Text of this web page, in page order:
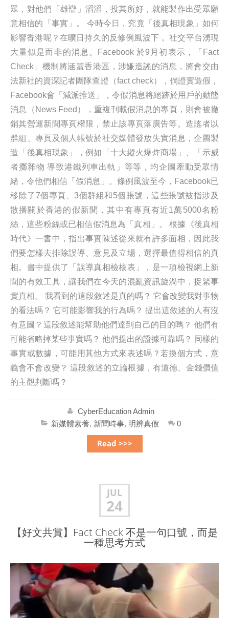
眾，對他們「雄辯」滔滔，投其所好，就能製作出受眾願
意相信的「事實」。 今時今日，究竟「後真相現象」如何
影響香港呢？在曠日持久的反修例風波下， 社交平台湧現
大量似是而非的消息。Facebook 於9月初表示，「Fact
Check」機制將涵蓋香港區，涉嫌造謠的消息，將會交由
法新社的資深記者團隊查證（fact check），倘證實造假，
Facebook會「減派推送」，令假消息將絕跡於用戶的動態
消息（News Feed），重複刊載假消息的專頁，則會被撤
銷其營運新聞專頁權限，禁止該專頁落廣告等。造謠者以
群組、專頁及個人帳號於社交媒體發放失實消息，企圖製
造「後真相現象」，例如「十大縱火爆炸商場」、「示威
者擲雜物 導致港鐵列車出軌」等等，均企圖牽動受眾情
緒，令他們相信「假消息」。條例風波至今，Facebook已
移除了7個專頁、3個群組和5個賬號，這些賬號被指涉及
散播關於香港的假新聞，其中有專頁有近1萬5000名粉
絲，這些粉絲或已相信假消息為「真相」。 根據《後真相
時代》一書中，指出事實陳述從來就有許多面相，因此我
們要怎樣去排除誤導、意見及立場，選擇最值得相信的真
相。書中提供了「誤導真相檢核表」，是一項檢視網上新
聞的有效工具，讓我們在今天的混亂資訊旋渦中，捉緊事
實真相。 我看到的這段敘述是真的嗎？ 它會改變我對事物
的看法嗎？ 它可能影響我的行為嗎？ 提出這敘述的人有沒
有意圖？這段敘述能幫助他們達到自己的目的嗎？ 他們有
可能省略掉某些事實嗎？ 他們提出的證據可靠嗎？ 同樣的
事實或數據，可能用其他方式來表述嗎？若換個方式，意
義會不會改變？ 這段敘述的立論根據，有道德、金錢價值
的主觀判斷嗎？
CyberEducation Admin
新媒體素養, 新聞時事, 明辨真假 0
Read >>>
JUL
24
【好文共賞】Fact Check 不是一句口號，而是
一種思考方式